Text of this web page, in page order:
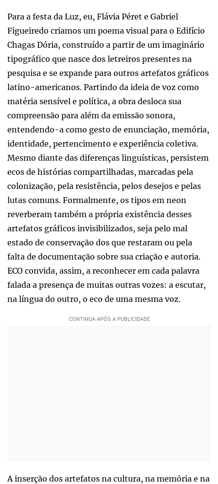
Para a festa da Luz, eu, Flávia Péret e Gabriel
Figueiredo criamos um poema visual para o Edifício
Chagas Dória, construído a partir de um imaginário
tipográfico que nasce dos letreiros presentes na
pesquisa e se expande para outros artefatos gráficos
latino-americanos. Partindo da ideia de voz como
matéria sensível e política, a obra desloca sua
compreensão para além da emissão sonora,
entendendo-a como gesto de enunciação, memória,
identidade, pertencimento e experiência coletiva.
Mesmo diante das diferenças linguísticas, persistem
ecos de histórias compartilhadas, marcadas pela
colonização, pela resistência, pelos desejos e pelas
lutas comuns. Formalmente, os tipos em neon
reverberam também a própria existência desses
artefatos gráficos invisibilizados, seja pelo mal
estado de conservação dos que restaram ou pela
falta de documentação sobre sua criação e autoria.
ECO convida, assim, a reconhecer em cada palavra
falada a presença de muitas outras vozes: a escutar,
na língua do outro, o eco de uma mesma voz.
A inserção dos artefatos na cultura, na memória e na